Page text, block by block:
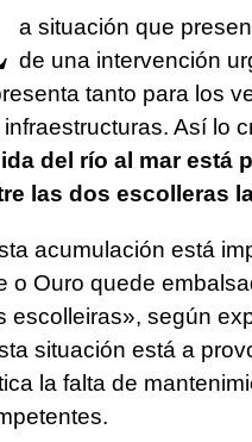
a situación que
de una intervención
tanto para los
infraestructuras. Así lo
del río al mar está
las dos escolleras
acumulación está
o Ouro quede
escolleiras», según
situación está a
la falta de